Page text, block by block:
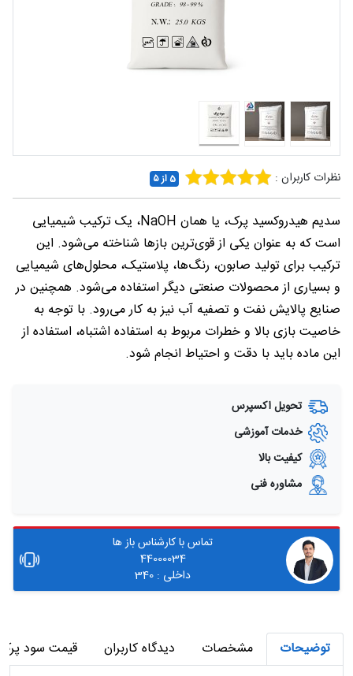
درباره
ما
نظرات کاربران : 5 از ۵
سدیم هیدروکسید پرک، یا همان NaOH، یک ترکیب شیمیایی
است که به عنوان یکی از قوی‌ترین بازها شناخته می‌شود. این
ترکیب برای تولید صابون، رنگ‌ها، پلاستیک، محلول‌های شیمیایی
و بسیاری از محصولات صنعتی دیگر استفاده می‌شود. همچنین در
صنایع پالایش نفت و تصفیه آب نیز به کار می‌رود. با توجه به
خاصیت بازی بالا و خطرات مربوط به استفاده اشتباه، استفاده از
این ماده باید با دقت و احتیاط انجام شود.
تحویل اکسپرس
خدمات آموزشی
کیفیت بالا
مشاوره فنی
تماس با کارشناس باز ها
44000034
داخلی : 340
توضیحات مشخصات دیدگاه کاربران قیمت سود پرک